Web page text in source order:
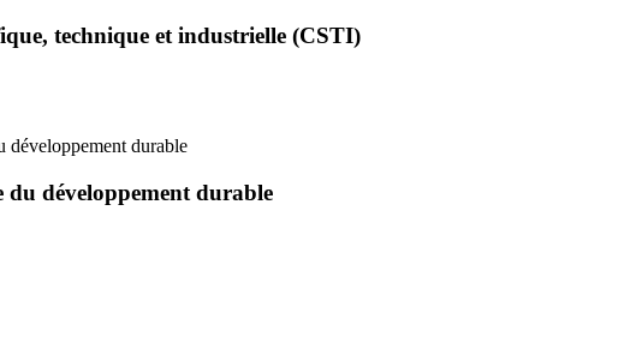
technique et industrielle (CSTI)
développement durable
du développement durable